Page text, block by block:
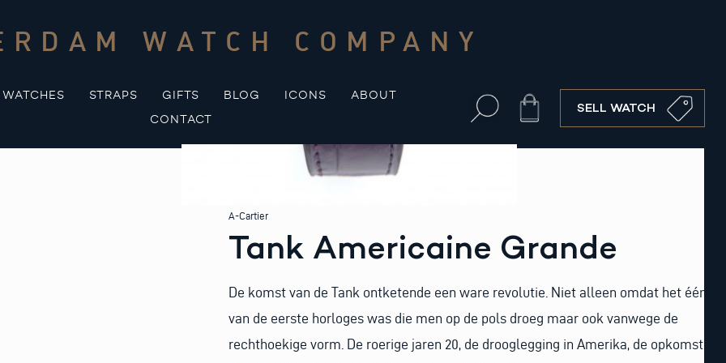
WATCH COMPANY
WATCHES STRAPS GIFTS BLOG ICONS
ABOUT
CONTACT
Cart SELL WATCH
A-Cartier
Tank Americaine Grande
De komst van de Tank ontketende een ware revolutie. Niet alleen omdat het één
van de eerste horloges was die men op de pols droeg maar ook vanwege de
rechthoekige vorm. De roerige jaren 20, de drooglegging in Amerika, de opkomst